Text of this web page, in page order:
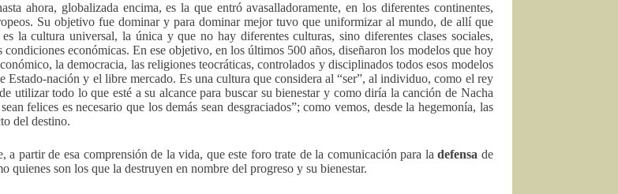
ahora, globalizada encima, es la que entró avasalladoramente, en los diferentes continentes,
Su objetivo fue dominar y para dominar mejor tuvo que uniformizar al mundo, de allí que
la cultura universal, la única y que no hay diferentes culturas, sino diferentes clases sociales,
condiciones económicas. En ese objetivo, en los últimos 500 años, diseñaron los modelos que hoy
la democracia, las religiones teocráticas, controlados y disciplinados todos esos modelos
Estado-nación y el libre mercado. Es una cultura que considera al “ser”, al individuo, como el rey
utilizar todo lo que esté a su alcance para buscar su bienestar y como diría la canción de Nacha
felices es necesario que los demás sean desgraciados”; como vemos, desde la hegemonía, las
del destino.
a partir de esa comprensión de la vida, que este foro trate de la comunicación para ladefensa de
quienes son los que la destruyen en nombre del progreso y su bienestar.